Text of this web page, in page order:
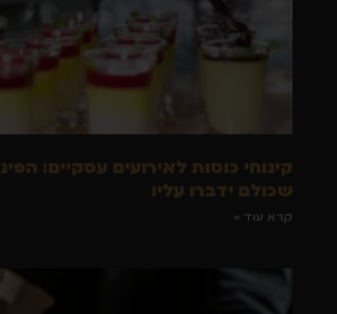
קינוחי כוסות לאירועים עסקיים:
שכולם ידברו עליו
קרא עוד »